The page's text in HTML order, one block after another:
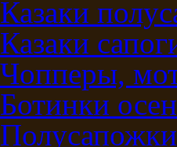
Казаки
Казаки
Чопперы,
Ботинки